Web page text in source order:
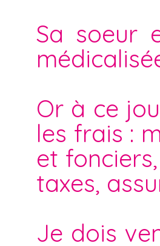
Sa soeur
Or à ce
les frais :
et
taxes,
Je dois